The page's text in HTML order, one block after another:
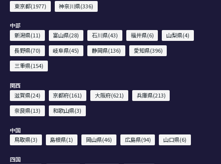
東京都(1977)
神奈川県(336)
中部
新潟県(11)
富山県(28) 石川県(43) 福井県(6)
山梨県(4)
長野県(70)
岐阜県(45) 静岡県(136)
愛知県(396)
三重県(154)
関西
滋賀県(24)
京都府(161) 大阪府(621)
兵庫県(213)
奈良県(13)
和歌山県(3)
中国
鳥取県(3)
島根県(1) 岡山県(46) 広島県(94) 山口県(6)
四国